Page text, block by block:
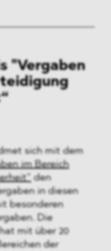
"Vergaben
sich mit dem
im Bereich
den
in diesen
besonderen
Die
mit über 20
der